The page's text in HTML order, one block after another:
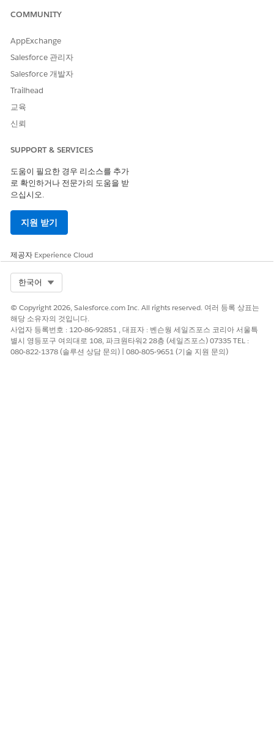
data space makes sure that the scoring model has access to
COMMUNITY
AppExchange
Salesforce 관리자
Salesforce 개발자
Trailhead
교육
신뢰
SUPPORT & SERVICES
도움이 필요한 경우 리소스를 추가
로 확인하거나 전문가의 도움을 받
으십시오.
지원 받기
제공자 Experience Cloud
한국어
© Copyright 2026, Salesforce.com Inc. All rights reserved. 여러 등록 상표는
해당 소유자의 것입니다.
사업자 등록번호 : 120-86-92851 , 대표자 : 벤슨웡 세일즈포스 코리아 서울특
별시 영등포구 여의대로 108, 파크원타워2 28층 (세일즈포스) 07335 TEL :
080-822-1378 (솔루션 상담 문의) | 080-805-9651 (기술 지원 문의)